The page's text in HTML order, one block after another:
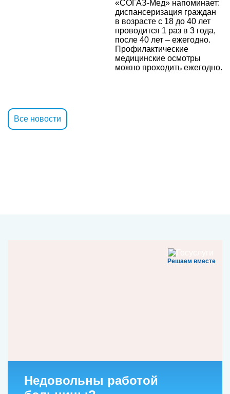
«СОГАЗ-Мед» напоминает:
диспансеризация граждан
в возрасте с 18 до 40 лет
проводится 1 раз в 3 года,
после 40 лет – ежегодно.
Профилактические
медицинские осмотры
можно проходить ежегодно.
Все новости
Решаем вместе
Недовольны работой